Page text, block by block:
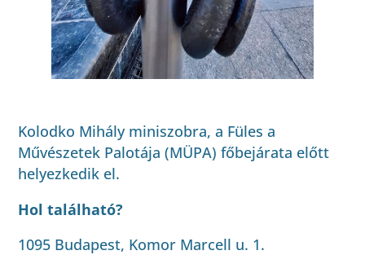
Kolodko Mihály miniszobra, a Füles a
Művészetek Palotája (MÜPA) főbejárata előtt
helyezkedik el.
Hol található?
1095 Budapest, Komor Marcell u. 1.